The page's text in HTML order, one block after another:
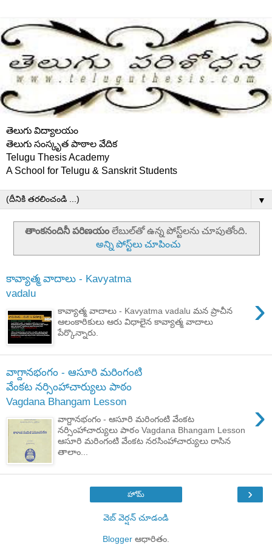
తెలుగు విద్యాలయం
తెలుగు సంస్కృత పాఠాల వేదిక
Telugu Thesis Academy
A School for Telugu & Sanskrit Students
▼
తాంకనందినీ పరిణయం లేబుల్‌తో ఉన్న పోస్ట్‌లను చూపుతోంది.
అన్ని పోస్ట్‌లు చూపించు
కావ్యాత్మ వాదాలు - Kavyatma
vadalu
›
కావ్యాత్మ వాదాలు - Kavyatma vadalu మన ప్రాచీన
ఆలంకారికులు ఆరు విధాలైన కావ్యాత్మ వాదాలు
పేర్కొన్నారు.
వాగ్దానభంగం - ఆసూరి మరింగంటి
వేంకట నర్సింహాచార్యులు పాఠం
Vagdana Bhangam Lesson
›
వాగ్దానభంగం - ఆసూరి మరింగంటి వేంకట
నర్సింహాచార్యులు పాఠం Vagdana Bhangam Lesson
ఆసూరి మరింగంటి వేంకట నరసింహాచార్యులు రాసిన
తాలాం...
›
హోమ్
వెబ్ వెర్షన్‌ చూడండి
Blogger ఆధారితం.